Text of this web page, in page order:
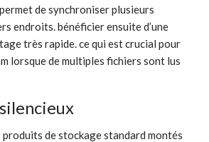
de synchroniser plusieurs
endroits. bénéficier ensuite d’une
très rapide. ce qui est crucial pour
lorsque de multiples fichiers sont lus
de stockage standard montés